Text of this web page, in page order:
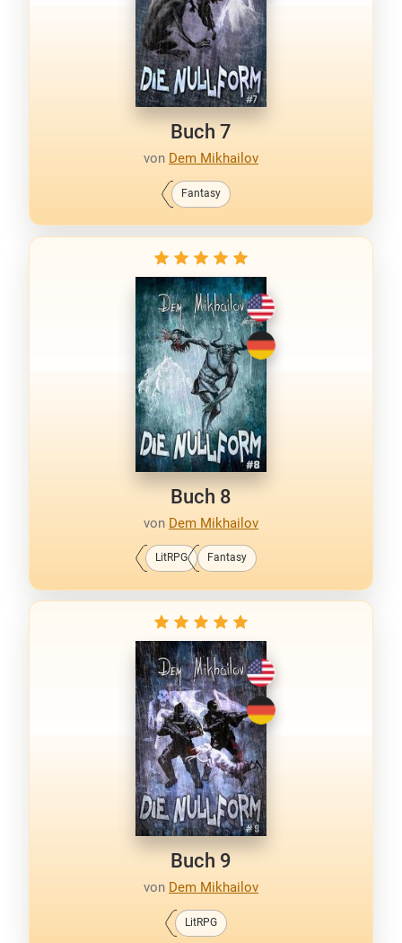
Buch 7
von Dem Mikhailov
Fantasy
Buch 8
von Dem Mikhailov
LitRPG Fantasy
Buch 9
von Dem Mikhailov
LitRPG